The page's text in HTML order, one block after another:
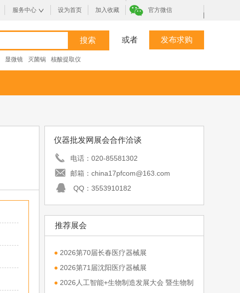
服务中心 设为首页 加入收藏 官方微信
显微镜 灭菌锅 核酸提取仪
或者 发布求购
仪器批发网展会合作洽谈
电话： 020-85581302
邮箱： china17pfcom@163.com
QQ： 3553910182
推荐展会
● 2026第70届长春医疗器械展
● 2026第71届沈阳医疗器械展
● 2026人工智能+生物制造发展大会 暨生物制